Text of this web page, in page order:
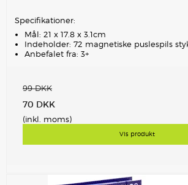
Specifikationer:
Mål: 21 x 17.8 x 3.1cm
Indeholder: 72 magnetiske puslespils
Anbefalet fra: 3+
99 DKK
70 DKK
(inkl. moms)
Vis produkt